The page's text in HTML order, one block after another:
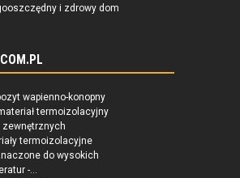
i zdrowy dom
wapienno-konopny
termoizolacyjny
zewnętrznych
termoizolacyjne
do wysokich
-...